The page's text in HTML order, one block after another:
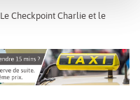
Le Checkpoint Charlie et le